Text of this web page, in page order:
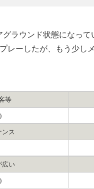
ラウンド状態になって
レーしたが、もう少し
等
ンス
広い